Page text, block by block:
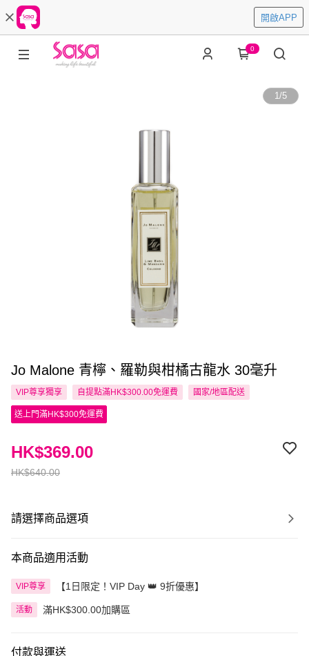
開啟APP
0
1/5
Jo Malone 青檸、羅勒與柑橘古龍水 30毫升
VIP尊享獨享 自提點滿HK$300.00免運費 國家/地區配送
送上門滿HK$300免運費
HK$640.00
HK$369.00
請選擇商品選項
本商品適用活動
VIP尊享 【1日限定！VIP Day 👑 9折優惠】
活動 滿HK$300.00加購區
付款與運送